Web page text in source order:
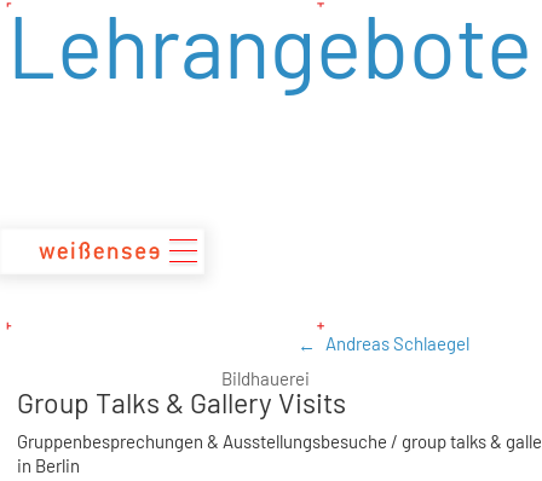
zumLehrangebote
Andreas Schlaegel
Bildhauerei
Group Talks & Gallery Visits
Gruppenbesprechungen & Ausstellungsbesuche / group talks &
in Berlin